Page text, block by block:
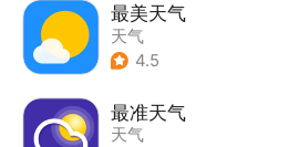
最美天气
天气
4.5
最准天气
天气